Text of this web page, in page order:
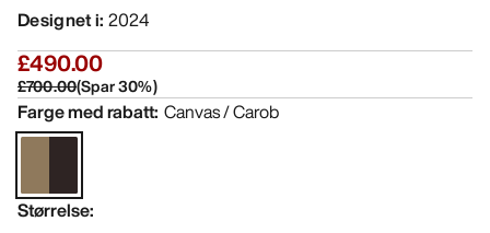
Designet i: 2024
£490.00
£700.00(Spar30%)
Farge med rabatt: Canvas / Carob
Størrelse: